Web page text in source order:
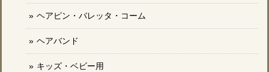
ヘアピン・バレッタ・コーム
ヘアバンド
キッズ・ベビー用